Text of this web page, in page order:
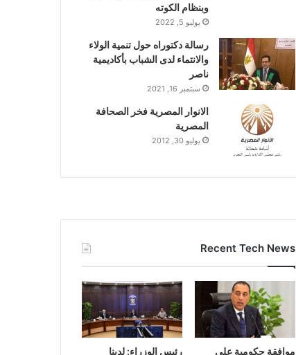
وبنظام الكوته
يوليو 5, 2022
رسالة دكتوراه حول تنمية الولاء
والانتماء لدى الشباب بأكاديمية
ناصر
سبتمبر 16, 2021
الانوار المصرية فخر الصحافة
المصرية
يوليو 30, 2012
Recent Tech News
موافقة حكومية على
رئيس الوزراء: لدينا